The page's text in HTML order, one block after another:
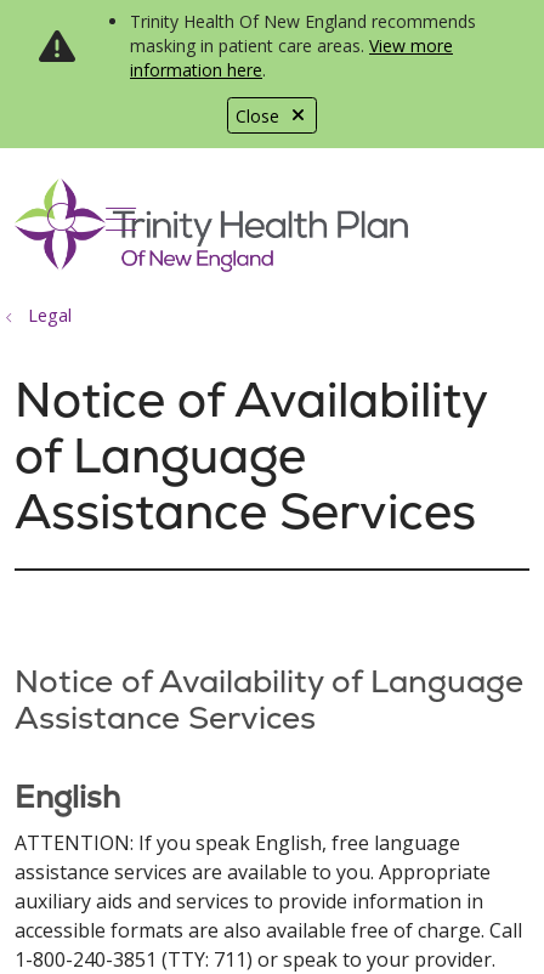
Close
Trinity Health Of New England recommends
masking in patient care areas. View more
information here.
search
show off canvas menu
Legal
Notice of Availability
of Language
Assistance Services
Notice of Availability of Language
Assistance Services
English
ATTENTION: If you speak English, free language
assistance services are available to you. Appropriate
auxiliary aids and services to provide information in
accessible formats are also available free of charge. Call
1-800-240-3851 (TTY: 711) or speak to your provider.